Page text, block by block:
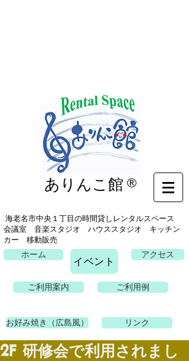
イベント
ありんこ館 ®
海老名市中央１丁目の時間貸しレンタルスペース
会議室 音楽スタジオ ハウススタジオ キッチン
カー 移動販売
ホーム
イベント
アクセス
ご利用案内 ご利用例
お好み焼き（広島風） リンク
2F 研修会で利用されまし